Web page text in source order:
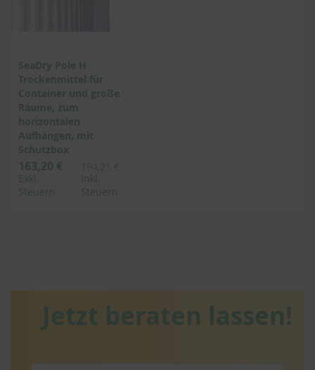
SeaDry Pole H
Trockenmittel für
Container und große
Räume, zum
horizontalen
Aufhängen, mit
Schutzbox
163,20 €
Exkl.
Steuern
Jetzt beraten lassen!